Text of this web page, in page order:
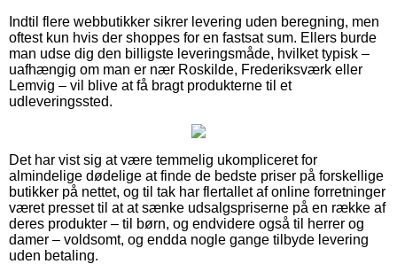
Indtil flere webbutikker sikrer levering uden beregning, men
oftest kun hvis der shoppes for en fastsat sum. Ellers burde
man udse dig den billigste leveringsmåde, hvilket typisk –
uafhængig om man er nær Roskilde, Frederiksværk eller
Lemvig – vil blive at få bragt produkterne til et
udleveringssted.
Det har vist sig at være temmelig ukompliceret for
almindelige dødelige at finde de bedste priser på forskellige
butikker på nettet, og til tak har flertallet af online forretninger
været presset til at at sænke udsalgspriserne på en række af
deres produkter – til børn, og endvidere også til herrer og
damer – voldsomt, og endda nogle gange tilbyde levering
uden betaling.